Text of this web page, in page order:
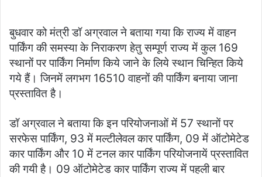
बुधवार को मंत्री डॉ अग्रवाल ने बताया गया कि राज्य में वाहन
पार्किंग की समस्या के निराकरण हेतु सम्पूर्ण राज्य में कुल 169
स्थानों पर पार्किंग निर्माण किये जाने के लिये स्थान चिन्हित किये
गये हैं। जिनमें लगभग 16510 वाहनों की पार्किंग बनाया जाना
प्रस्तावित है।
डॉ अग्रवाल ने बताया कि इन परियोजनाओं में 57 स्थानों पर
सरफेस पार्किंग, 93 में मल्टीलेवल कार पार्किंग, 09 में ऑटोमेटेड
कार पार्किंग और 10 में टनल कार पार्किंग परियोजनायें प्रस्तावित
की गयी है। 09 ऑटोमेटेड कार पार्किंग राज्य में पहली बार